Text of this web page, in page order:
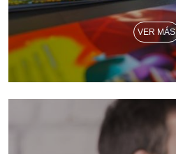
VER MÁS